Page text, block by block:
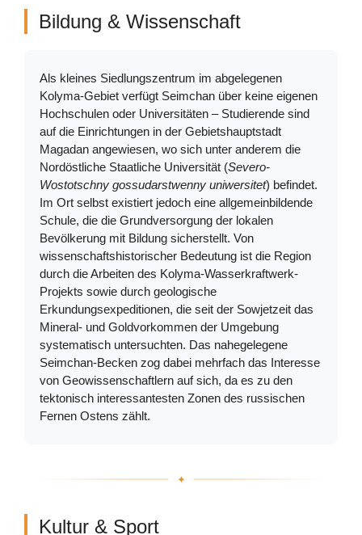
Bildung & Wissenschaft
Als kleines Siedlungszentrum im abgelegenen
Kolyma-Gebiet verfügt Seimchan über keine eigenen
Hochschulen oder Universitäten – Studierende sind
auf die Einrichtungen in der Gebietshauptstadt
Magadan angewiesen, wo sich unter anderem die
Nordöstliche Staatliche Universität (Severo-
Wostotschny gossudarstwenny uniwersitet) befindet.
Im Ort selbst existiert jedoch eine allgemeinbildende
Schule, die die Grundversorgung der lokalen
Bevölkerung mit Bildung sicherstellt. Von
wissenschaftshistorischer Bedeutung ist die Region
durch die Arbeiten des Kolyma-Wasserkraftwerk-
Projekts sowie durch geologische
Erkundungsexpeditionen, die seit der Sowjetzeit das
Mineral- und Goldvorkommen der Umgebung
systematisch untersuchten. Das nahegelegene
Seimchan-Becken zog dabei mehrfach das Interesse
von Geowissenschaftlern auf sich, da es zu den
tektonisch interessantesten Zonen des russischen
Fernen Ostens zählt.
Kultur & Sport